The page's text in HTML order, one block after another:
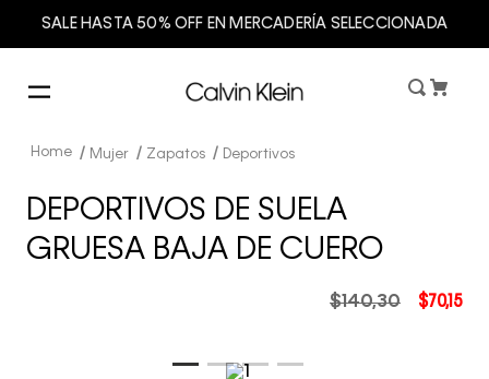
SALE HASTA 50% OFF EN MERCADERÍA SELECCIONADA
Mujer Zapatos Deportivos
DEPORTIVOS DE SUELA
GRUESA BAJA DE CUERO
$70,15
$140,30